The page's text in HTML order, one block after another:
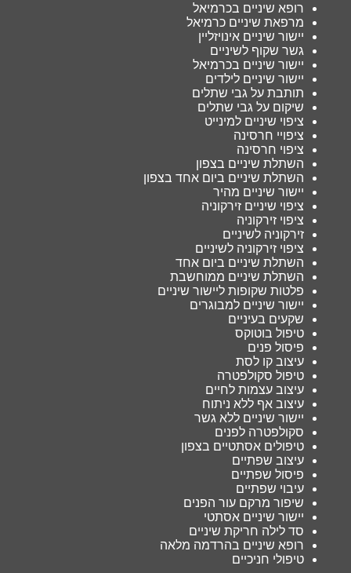
רופא שיניים בכרמיאל
מרפאת שיניים כרמיאל
יישור שיניים אינויזליין
גשר שקוף לשיניים
יישור שיניים בכרמיאל
יישור שיניים לילדים
תותבת על גבי שתלים
שיקום על גבי שתלים
ציפוי שיניים למינייט
ציפויי חרסינה
ציפוי חרסינה
השתלת שיניים בצפון
השתלת שיניים ביום אחד בצפון
יישור שיניים מהיר
ציפוי שיניים זירקוניה
ציפוי זירקוניה
זירקוניה לשיניים
ציפוי זירקוניה לשיניים
השתלת שיניים ביום אחד
השתלת שיניים ממוחשבת
פלטות שקופות ליישור שיניים
יישור שיניים למבוגרים
שקעים בעיניים
טיפול בוטוקס
פיסול פנים
עיצוב קו לסת
טיפול סקולפטרה
עיצוב עצמות לחיים
עיצוב אף ללא ניתוח
יישור שיניים ללא גשר
סקולפטרה לפנים
טיפולים אסתטיים בצפון
עיצוב שפתיים
פיסול שפתיים
עיבוי שפתיים
שיפור מרקם עור הפנים
יישור שיניים אסתטי
סד לילה חריקת שיניים
רופא שיניים בהרדמה מלאה
טיפולי חניכיים